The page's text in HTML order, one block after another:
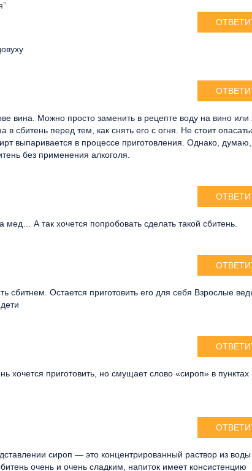
вина. Можно просто заменить в рецепте воду на вино или
в сбитень перед тем, как снять его с огня. Не стоит
выпаривается в процессе приготовления. Однако,
без применения алкоголя.
мед… А так хочется попробовать сделать такой сбитень.
сбитнем. Остается приготовить его для себя Взрослые
хочется приготовить, но смущает слово «сироп» в пунктах
сироп — это концентрированный раствор из воды
очень и очень сладким, напиток имеет консистенцию